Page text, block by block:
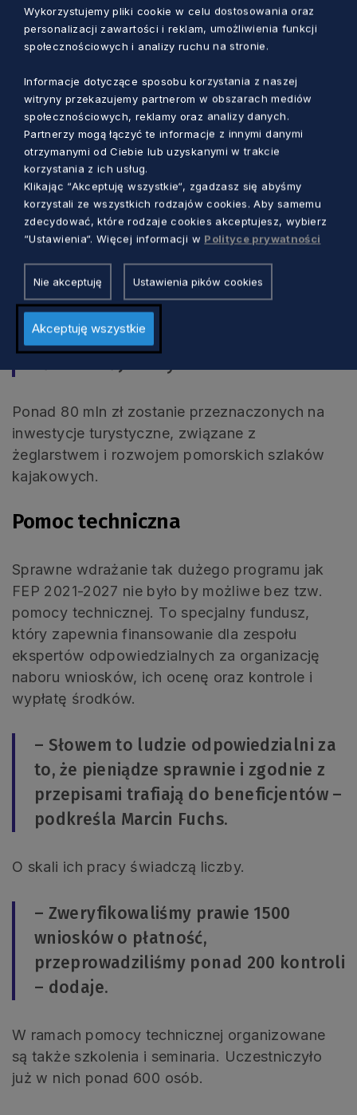
– W najbliższych miesiącach
planujemy ogłoszenie kolejnych
naborów wniosków. Otworzy to nowe
możliwości dla pomorskich firm,
instytucji i organizacji – zapowiadał
Marcin Fuchs.
Jakie nabory są planowane? Będą związane np.
z rynkiem pracy czy edukacją przedszkolną.
– Liczymy też na projekty dotyczące
zrównoważonej gospodarki wodnej i
zaopatrzeniem w wodę pitną. Na te
działania przeznaczymy około 30 mln
zł – mówił Jan Szymański.
Ponad 80 mln zł zostanie przeznaczonych na
inwestycje turystyczne, związane z
żeglarstwem i rozwojem pomorskich szlaków
kajakowych.
Pomoc techniczna
Sprawne wdrażanie tak dużego programu jak
FEP 2021-2027 nie było by możliwe bez tzw.
pomocy technicznej. To specjalny fundusz,
który zapewnia finansowanie dla zespołu
ekspertów odpowiedzialnych za organizację
naboru wniosków, ich ocenę oraz kontrole i
wypłatę środków.
– Słowem to ludzie odpowiedzialni za
to, że pieniądze sprawnie i zgodnie z
przepisami trafiają do beneficjentów –
podkreśla Marcin Fuchs.
O skali ich pracy świadczą liczby.
– Zweryfikowaliśmy prawie 1500
wniosków o płatność,
przeprowadziliśmy ponad 200 kontroli
– dodaje.
W ramach pomocy technicznej organizowane
są także szkolenia i seminaria. Uczestniczyło
już w nich ponad 600 osób.
Wykorzystujemy pliki cookie w celu dostosowania oraz
personalizacji zawartości i reklam, umożliwienia funkcji
społecznościowych i analizy ruchu na stronie.
Informacje dotyczące sposobu korzystania z naszej
witryny przekazujemy partnerom w obszarach mediów
społecznościowych, reklamy oraz analizy danych.
Partnerzy mogą łączyć te informacje z innymi danymi
otrzymanymi od Ciebie lub uzyskanymi w trakcie
korzystania z ich usług.
Klikając “Akceptuję wszystkie“, zgadzasz się abyśmy
korzystali ze wszystkich rodzajów cookies. Aby samemu
zdecydować, które rodzaje cookies akceptujesz, wybierz
“Ustawienia“. Więcej informacji w Polityce prywatności
Nie akceptuję Ustawienia pików cookies
Akceptuję wszystkie